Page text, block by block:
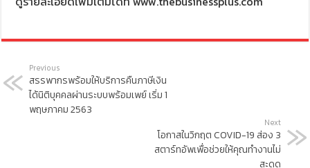
Previous
สรรพากรพร้อมให้บริการคืนภาษีเงิน
ได้นิติบุคคลผ่านระบบพร้อมเพย์ เริ่ม 1
พฤษภาคม 2563
Next
โอกาสในวิกฤต COVID-19 ส่อง 3
สตาร์ทอัพเพื่อช่วยให้คุณทำงานไม่
สะดุด